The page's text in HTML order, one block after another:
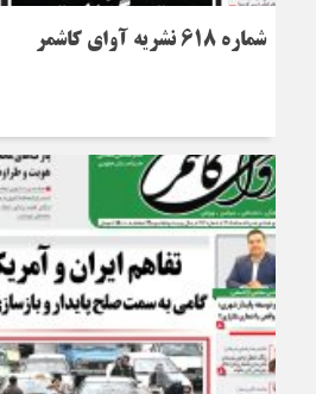
شماره 618 نشریه آوای کاشمر